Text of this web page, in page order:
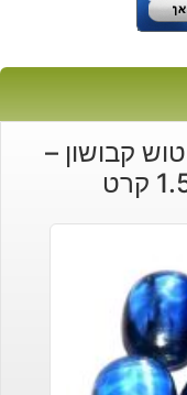
קבושון –